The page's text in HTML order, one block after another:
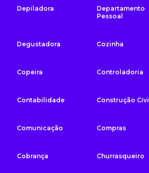
Depiladora
Departamento
Pessoal
Degustadora Cozinha
Copeira Controladoria
Contabilidade Construção Civil
Comunicação Compras
Cobrança Churrasqueiro